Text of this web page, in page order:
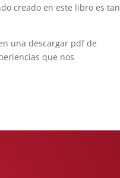
creado en este libro es tan
una descargar pdf de
que nos